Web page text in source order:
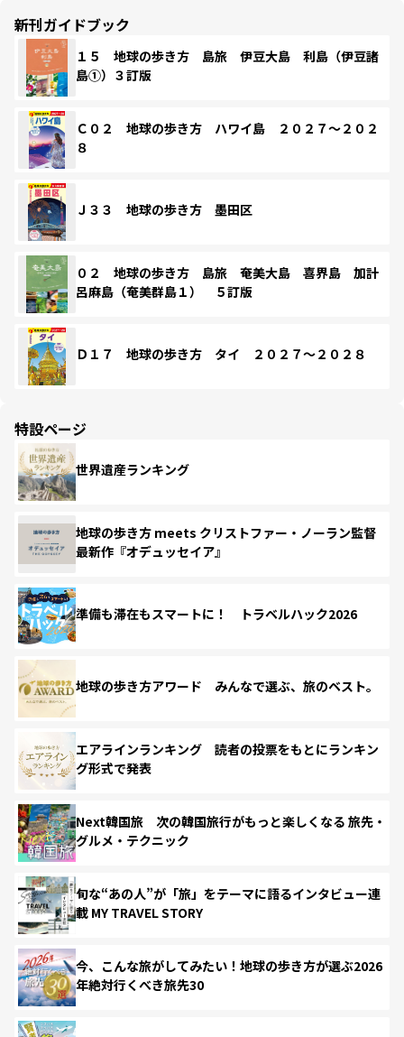
新刊ガイドブック
１５ 地球の歩き方 島旅 伊豆大島 利島（伊豆諸
島①）３訂版
Ｃ０２ 地球の歩き方 ハワイ島 ２０２７～２０２
８
Ｊ３３ 地球の歩き方 墨田区
０２ 地球の歩き方 島旅 奄美大島 喜界島 加計
呂麻島（奄美群島１） ５訂版
Ｄ１７ 地球の歩き方 タイ ２０２７～２０２８
特設ページ
世界遺産ランキング
地球の歩き方 meets クリストファー・ノーラン監督
最新作『オデュッセイア』
準備も滞在もスマートに！ トラベルハック2026
地球の歩き方アワード みんなで選ぶ、旅のベスト。
エアラインランキング 読者の投票をもとにランキン
グ形式で発表
Next韓国旅 次の韓国旅行がもっと楽しくなる 旅先・
グルメ・テクニック
旬な“あの人”が「旅」をテーマに語るインタビュー連
載 MY TRAVEL STORY
今、こんな旅がしてみたい！地球の歩き方が選ぶ2026
年絶対行くべき旅先30